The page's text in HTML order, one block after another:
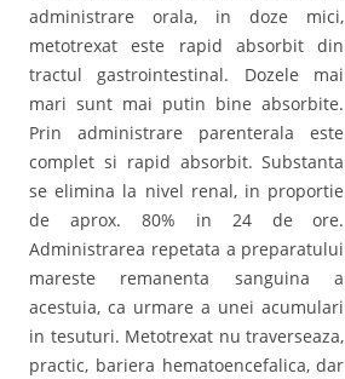
administrare orala, in doze mici,
metotrexat este rapid absorbit din
tractul gastrointestinal. Dozele mai
mari sunt mai putin bine absorbite.
Prin administrare parenterala este
complet si rapid absorbit. Substanta
se elimina la nivel renal, in proportie
de aprox. 80% in 24 de ore.
Administrarea repetata a preparatului
mareste remanenta sanguina a
acestuia, ca urmare a unei acumulari
in tesuturi. Metotrexat nu traverseaza,
practic, bariera hematoencefalica, dar